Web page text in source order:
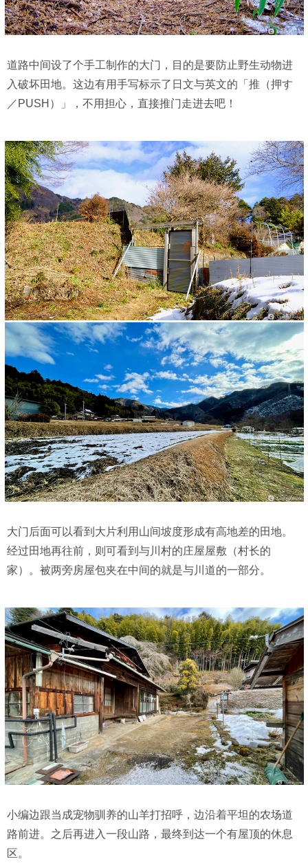
道路中间设了个手工制作的大门，目的是要防止野生动物进
入破坏田地。这边有用手写标示了日文与英文的「推（押す
／PUSH）」，不用担心，直接推门走进去吧！
大门后面可以看到大片利用山间坡度形成有高地差的田地。
经过田地再往前，则可看到与川村的庄屋屋敷（村长的
家）。被两旁房屋包夹在中间的就是与川道的一部分。
小编边跟当成宠物驯养的山羊打招呼，边沿着平坦的农场道
路前进。之后再进入一段山路，最终到达一个有屋顶的休息
区。